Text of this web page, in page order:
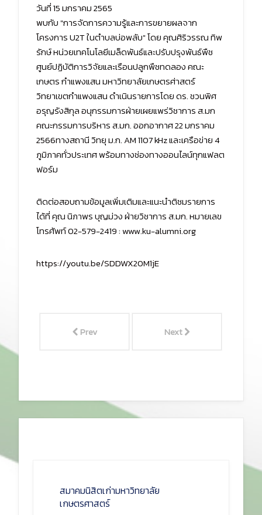
วันที่ 15 มกราคม 2565
พบกับ "การจัดการความรู้และการขยายผลจาก
โครงการ U2T ในตำบลบ่อพลับ" โดย คุณศิริวรรณ ทิพ
รักษ์ หน่วยเทคโนโลยีเมล็ดพันธ์และปรับปรุงพันธ์พืช
ศูนย์ปฏิบัติการวิจัยและเรือนปลูกพืชทดลอง คณะ
เกษตร กำแพงแสน มหาวิทยาลัยเกษตรศ่าสตร์
วิทยาเขตกำแพงแสน ดำเนินรายการโดย ดร. ชวนพิศ
อรุญรังสิกุล อนุกรรมการฝ่ายเผยแพร่วิชาการ ส.มก
คณะกรรมการบริหาร ส.มก. ออกอากาศ 22 มกราคม
2566ทางสถานี วิทยุ ม.ก. AM 1107 kHz และเครือข่าย 4
ภูมิภาคทั่วประเทศ พร้อมทางช่องทางออนไลน์ทุกแฟลต
ฟอร์ม
ติดต่อสอบถามข้อมูลเพิ่มเติมและแนะนำติชมรายการ
ได้ที่ คุณ นิภาพร บุญม่วง ฝ่ายวิชาการ ส.มก. หมายเลข
โทรศัพท์ 02-579-2419 : www.ku-alumni.org
https://youtu.be/SDDWX20M1jE
Prev Next
สมาคมนิสิตเก่ามหาวิทยาลัย
เกษตรศาสตร์